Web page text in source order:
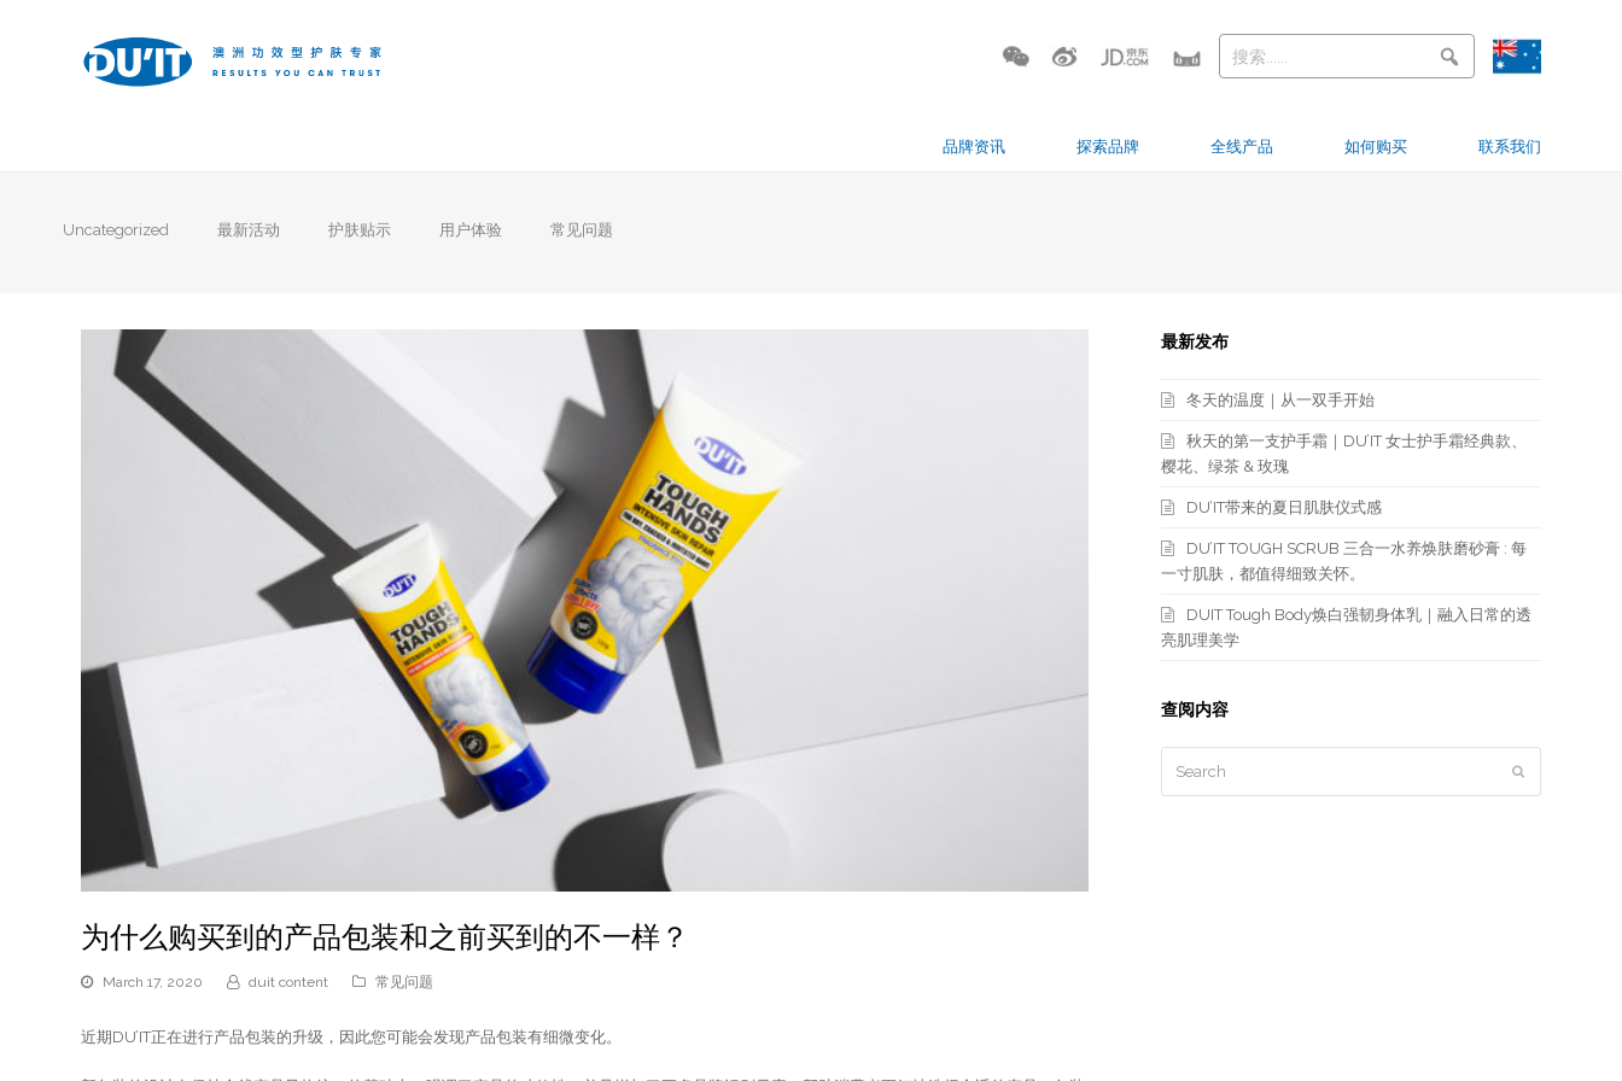
品牌资讯 探索品牌 全线产品 如何购买 联系我们
Uncategorized 最新活动 护肤贴示 用户体验 常见问题
为什么购买到的产品包装和之前买到的不一样？
March 17, 2020 duit content 常见问题
近期DU’IT正在进行产品包装的升级，因此您可能会发现产品包装有细微变化。
最新发布
冬天的温度｜从一双手开始
秋天的第一支护手霜｜DU’IT 女士护手霜经典款、
樱花、绿茶 & 玫瑰
DU’IT带来的夏日肌肤仪式感
DU’IT TOUGH SCRUB 三合一水养焕肤磨砂膏 : 每
一寸肌肤，都值得细致关怀。
DUIT Tough Body焕白强韧身体乳｜融入日常的透
亮肌理美学
查阅内容